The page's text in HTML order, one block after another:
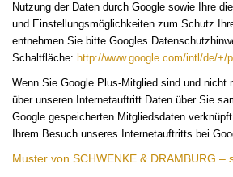
Nutzung der Daten durch Google sowie Ihre
und Einstellungsmöglichkeiten zum Schutz
entnehmen Sie bitte Googles
Schaltfläche: http://www.google.com/intl/de/+/
Wenn Sie Google Plus-Mitglied sind und nicht
über unseren Internetauftritt Daten über Sie
Google gespeicherten Mitgliedsdaten
Ihrem Besuch unseres Internetauftritts bei
Muster von SCHWENKE & DRAMBURG –